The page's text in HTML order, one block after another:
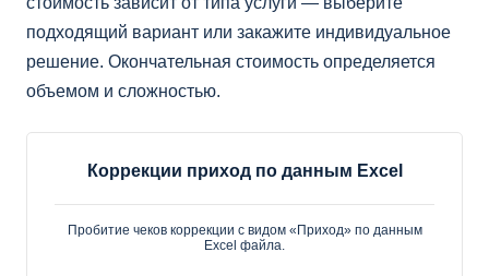
подходящий вариант или закажите индивидуальное
решение. Окончательная стоимость определяется
объемом и сложностью.
Коррекции приход по данным Excel
Пробитие чеков коррекции с видом «Приход» по данным
Excel файла.